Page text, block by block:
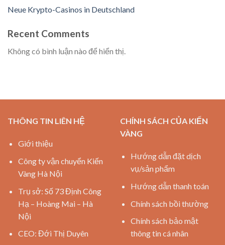
Neue Krypto-Casinos in Deutschland
Recent Comments
Không có bình luận nào để hiển thị.
THÔNG TIN LIÊN HỆ
Giới thiệu
Công ty vận chuyển Kiến
Vàng Hà Nội
Trụ sở: Số 73 Định Công
Hạ – Hoàng Mai – Hà
Nội
CEO: Đới Thị Duyên
CHÍNH SÁCH CỦA KIẾN
VÀNG
Hướng dẫn đặt dịch
vụ/sản phẩm
Hướng dẫn thanh toán
Chính sách bồi thường
Chính sách bảo mật
thông tin cá nhân